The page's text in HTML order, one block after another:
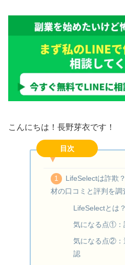
こんにちは！長野芽衣です！
目次
LifeSelectは詐欺
材の口コミと評判を調
LifeSelectとは
気になる点①：
気になる点②：
認